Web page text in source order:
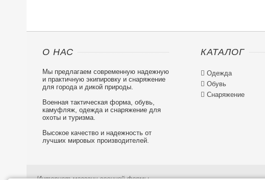
О НАС
Мы предлагаем современную надежную
и практичную экипировку и снаряжение
для города и дикой природы.
Военная тактическая форма, обувь,
камуфляж, одежда и снаряжение для
охоты и туризма.
Высокое качество и надежность от
лучших мировых производителей.
КАТАЛОГ
 Одежда
 Обувь
 Снаряжение